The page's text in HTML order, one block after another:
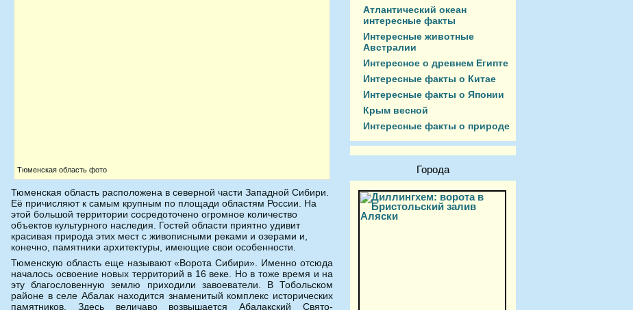
Тюменская область фото
Тюменская область расположена в северной части Западной Сибири.
Её причисляют к самым крупным по площади областям России.
На
этой большой территории сосредоточено огромное количество
объектов культурного наследия. Гостей области приятно удивит
красивая природа этих мест с живописными реками и озерами и,
конечно, памятники архитектуры, имеющие свои особенности.
Тюменскую область еще называют «Ворота Сибири». Именно отсюда
началось освоение новых территорий в 16 веке. Но в тоже время и на
эту благословенную землю приходили завоеватели. В Тобольском
районе в селе Абалак находится знаменитый комплекс исторических
памятников. Здесь величаво возвышается Абалакский Свято-
Атлантический океан
интересные факты
Интересные животные
Австралии
Интересное о древнем Египте
Интересные факты о Китае
Интересные факты о Японии
Крым весной
Интересные факты о природе
Города